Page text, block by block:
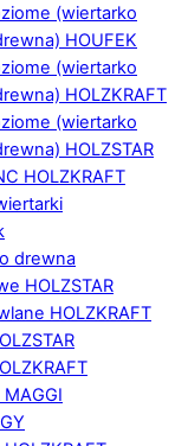
(wiertarko
HOUFEK
(wiertarko
HOLZKRAFT
(wiertarko
HOLZSTAR
HOLZKRAFT
drewna
HOLZSTAR
HOLZKRAFT
MAGGI